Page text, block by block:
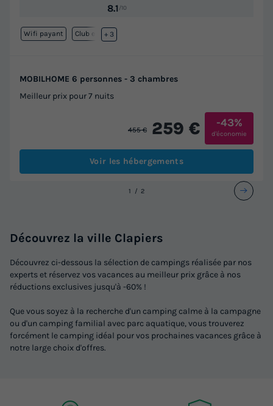
8.1 /10
Wifi payant Club enfant
+ 3
MOBILHOME 6 personnes - 3 chambres
Meilleur prix pour 7 nuits
455 € 259 € -43%
d'économie
Voir les hébergements
1 2
Découvrez la ville Clapiers
Découvrez ci-dessous la sélection de campings réalisée par nos
experts et réservez vos vacances au meilleur prix grâce à nos
réductions exclusives jusqu'à -60% !
Que vous soyez à la recherche d'un camping calme à la campagne
ou d'un camping familial avec parc aquatique, vous trouverez
forcément le camping idéal pour vos prochaines vacances grâce à
notre large choix d'offres.